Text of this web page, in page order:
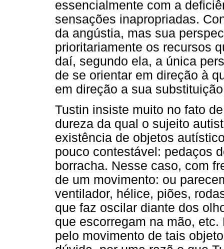
essencialmente com a
sensações inapropriadas.
da angústia, mas sua
prioritariamente os recursos
daí, segundo ela, a única
de se orientar em direção à
em direção a sua
Tustin insiste muito no fato
dureza da qual o sujeito
existência de objetos
pouco contestável: pedaços
borracha. Nesse caso, com
de um movimento: ou
ventilador, hélice, piões,
que faz oscilar diante dos
que escorregam na mão,
pelo movimento de tais